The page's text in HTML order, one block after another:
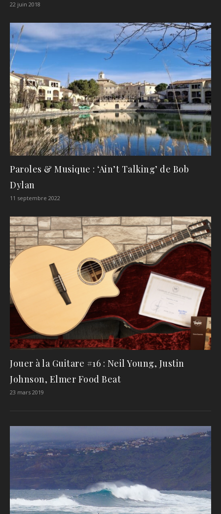
22 juin 2018
Paroles & Musique : ‘Ain’t Talking’ de Bob
Dylan
11 septembre 2022
Jouer à la Guitare #16 : Neil Young, Justin
Johnson, Elmer Food Beat
23 mars 2019